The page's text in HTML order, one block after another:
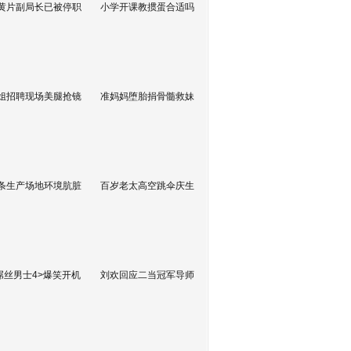
片副局长已被停职 小学开课教掼蛋合适吗
招聘现场美腿抢镜 准妈妈堕胎捐骨髓救妹
生产场地环境肮脏 百岁老太高空跳伞庆生
丝男士4>爆笑开机 刘欢回应二当冠军导师